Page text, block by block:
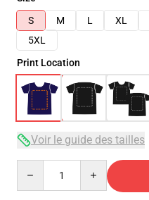
S
M L XL
5XL
Print Location
Voir le guide des tailles